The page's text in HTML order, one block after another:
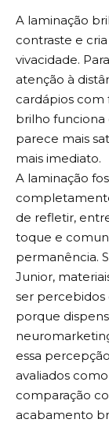
A laminação
contraste e
vivacidade.
atenção à
cardápios com
brilho funciona
parece mais
mais imediato.
A laminação
de refletir,
toque e
permanência.
Junior,
ser
porque
essa
avaliados
comparação
acabamento